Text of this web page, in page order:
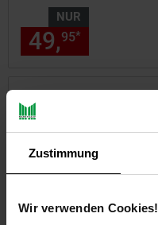
Zustimmung
Wir verwenden Cookies!
Pflanzenleuchte, LED
Wachstumslampe,
Anzuchtlampe Gemüse,
NUR
49,95*